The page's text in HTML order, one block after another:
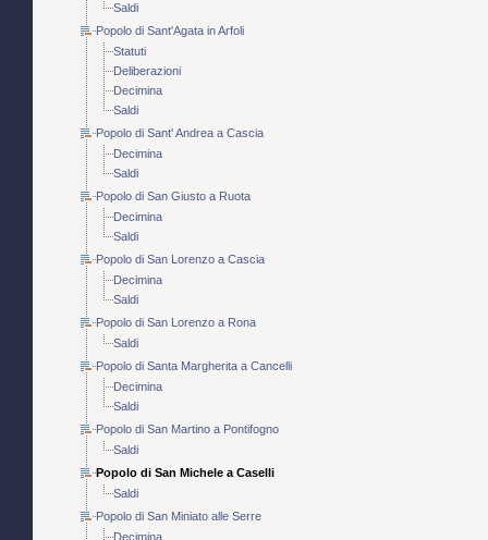
Saldi
Popolo di Sant'Agata in Arfoli
Statuti
Deliberazioni
Decimina
Saldi
Popolo di Sant' Andrea a Cascia
Decimina
Saldi
Popolo di San Giusto a Ruota
Decimina
Saldi
Popolo di San Lorenzo a Cascia
Decimina
Saldi
Popolo di San Lorenzo a Rona
Saldi
Popolo di Santa Margherita a Cancelli
Decimina
Saldi
Popolo di San Martino a Pontifogno
Saldi
Popolo di San Michele a Caselli
Saldi
Popolo di San Miniato alle Serre
Decimina